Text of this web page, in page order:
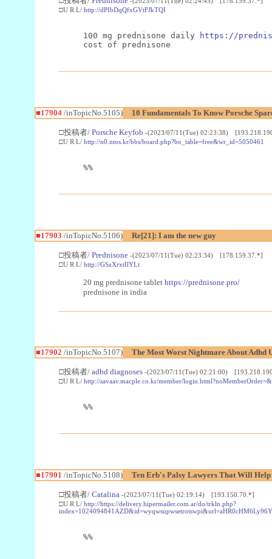
□U R L/ http://dPIbDqQfxGVtFJkTQI
100 mg prednisone daily
https://
cost of prednisone
■17904/inTopicNo.5105) 10 Fundamentals To Know Porsche
□投稿者/ Porsche Keyfob -(2023/07/11(Tue) 02:23:38)
□U R L/ http://n0.ntos.kr/bbs/board.php?bo_table=free&wr_id=5050461
%%
■17903 /inTopicNo.5106) Re[21]: I am the new guy
□投稿者/ Prednisone -(2023/07/11(Tue) 02:23:34) [178.159.37.*]
□U R L/ http://GSzXrxtIlYLt
20 mg prednisone tablet https://prednisone.pro/
prednisone in india
■17902 /inTopicNo.5107) The Most Worst Nightmare About Adhd
□投稿者/ adhd diagnoses -(2023/07/11(Tue) 02:21:00)
□U R L/ http://savaav.macple.co.kr/member/
%%
■17901 /inTopicNo.5108) Ten Erb's Palsy Lawyers That Will
□投稿者/ Catalina -(2023/07/11(Tue) 02:19:14) [193.150.70.*]
□U R L/ http://https://delivery.hipermailer.com.ar/do/trkln.php?
%%